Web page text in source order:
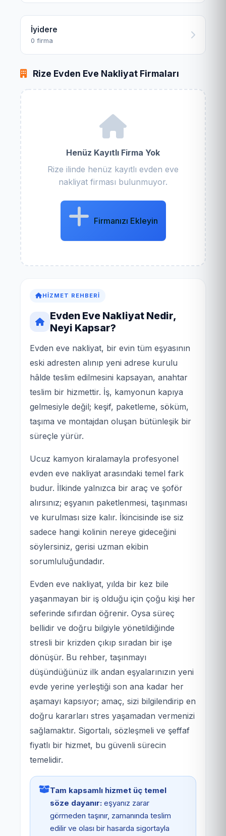
İyidere
0 firma
Rize Evden Eve Nakliyat Firmaları
Henüz Kayıtlı Firma Yok
Rize ilinde henüz kayıtlı evden eve
nakliyat firması bulunmuyor.
Firmanızı Ekleyin
HIZMET REHBERI
Evden Eve Nakliyat Nedir,
Neyi Kapsar?
Evden eve nakliyat, bir evin tüm eşyasının
eski adresten alınıp yeni adrese kurulu
hâlde teslim edilmesini kapsayan, anahtar
teslim bir hizmettir. İş, kamyonun kapıya
gelmesiyle değil; keşif, paketleme, söküm,
taşıma ve montajdan oluşan bütünleşik bir
süreçle yürür.
Ucuz kamyon kiralamayla profesyonel
evden eve nakliyat arasındaki temel fark
budur. İlkinde yalnızca bir araç ve şoför
alırsınız; eşyanın paketlenmesi, taşınması
ve kurulması size kalır. İkincisinde ise siz
sadece hangi kolinin nereye gideceğini
söylersiniz, gerisi uzman ekibin
sorumluluğundadır.
Evden eve nakliyat, yılda bir kez bile
yaşanmayan bir iş olduğu için çoğu kişi her
seferinde sıfırdan öğrenir. Oysa süreç
bellidir ve doğru bilgiyle yönetildiğinde
stresli bir krizden çıkıp sıradan bir işe
dönüşür. Bu rehber, taşınmayı
düşündüğünüz ilk andan eşyalarınızın yeni
evde yerine yerleştiği son ana kadar her
aşamayı kapsıyor; amaç, sizi bilgilendirip en
doğru kararları stres yaşamadan vermenizi
sağlamaktır. Sigortalı, sözleşmeli ve şeffaf
fiyatlı bir hizmet, bu güvenli sürecin
temelidir.
Tam kapsamlı hizmet üç temel
söze dayanır: eşyanız zarar
görmeden taşınır, zamanında teslim
edilir ve olası bir hasarda sigortayla